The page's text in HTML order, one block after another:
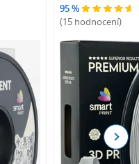
95 %
(15 hodnocení)
Next